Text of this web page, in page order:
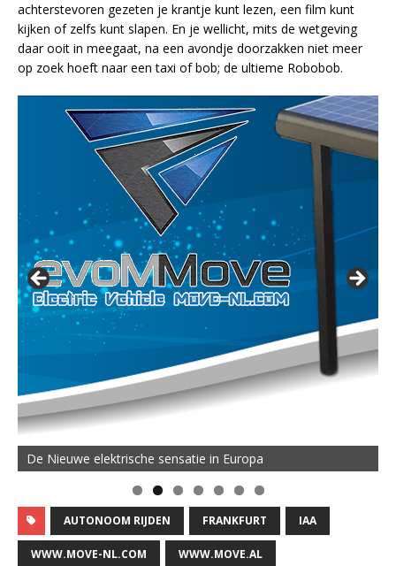
achterstevoren gezeten je krantje kunt lezen, een film kunt
kijken of zelfs kunt slapen. En je wellicht, mits de wetgeving
daar ooit in meegaat, na een avondje doorzakken niet meer
op zoek hoeft naar een taxi of bob; de ultieme Robobob.
De Nieuwe elektrische sensatie in Europa
AUTONOOM RIJDEN FRANKFURT IAA
WWW.MOVE-NL.COM WWW.MOVE.AL